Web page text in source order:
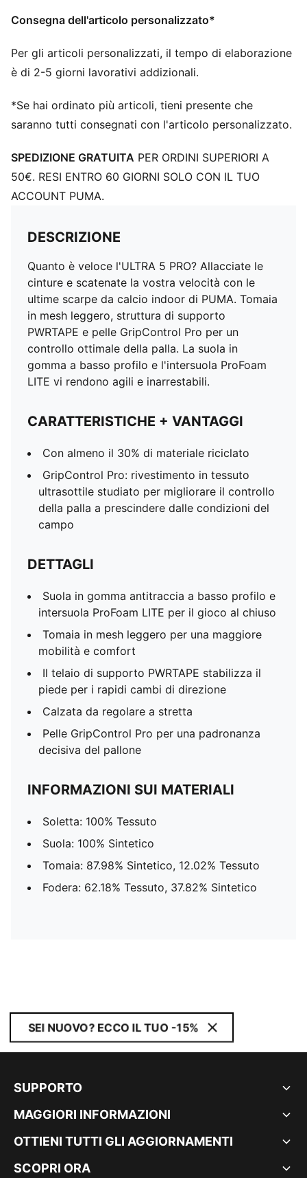
Consegna dell'articolo personalizzato*
Per gli articoli personalizzati, il tempo di elaborazione
è di 2-5 giorni lavorativi addizionali.
*Se hai ordinato più articoli, tieni presente che
saranno tutti consegnati con l'articolo personalizzato.
SPEDIZIONE GRATUITA PER ORDINI SUPERIORI A
50€. RESI ENTRO 60 GIORNI SOLO CON IL TUO
ACCOUNT PUMA.
DESCRIZIONE
Quanto è veloce l'ULTRA 5 PRO? Allacciate le
cinture e scatenate la vostra velocità con le
ultime scarpe da calcio indoor di PUMA. Tomaia
in mesh leggero, struttura di supporto
PWRTAPE e pelle GripControl Pro per un
controllo ottimale della palla. La suola in
gomma a basso profilo e l'intersuola ProFoam
LITE vi rendono agili e inarrestabili.
CARATTERISTICHE + VANTAGGI
Con almeno il 30% di materiale riciclato
GripControl Pro: rivestimento in tessuto
ultrasottile studiato per migliorare il controllo
della palla a prescindere dalle condizioni del
campo
DETTAGLI
Suola in gomma antitraccia a basso profilo e
intersuola ProFoam LITE per il gioco al chiuso
Tomaia in mesh leggero per una maggiore
mobilità e comfort
Il telaio di supporto PWRTAPE stabilizza il
piede per i rapidi cambi di direzione
Calzata da regolare a stretta
Pelle GripControl Pro per una padronanza
decisiva del pallone
INFORMAZIONI SUI MATERIALI
Soletta: 100% Tessuto
Suola: 100% Sintetico
Tomaia: 87.98% Sintetico, 12.02% Tessuto
Fodera: 62.18% Tessuto, 37.82% Sintetico
SEI NUOVO? ECCO IL TUO -15%
SUPPORTO
MAGGIORI INFORMAZIONI
OTTIENI TUTTI GLI AGGIORNAMENTI
SCOPRI ORA